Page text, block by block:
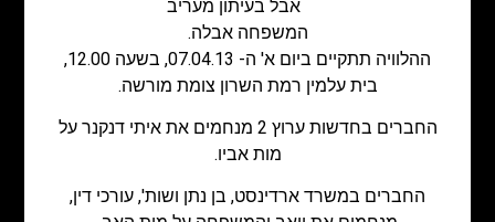
אבל בעיתון מעריב
המשפחה אבלה.
ההלוויה תתקיים ביום א' ה- 07.04.13, בשעה 12.00,
בית עלמין רמת השרון צומת מורשה.
החברים בחדשות ערוץ 2 מנחמים את איתי דנקנר על
מות אביו.
החברים במשרד ארדינסט, בן נתן ושות', עורכי דין,